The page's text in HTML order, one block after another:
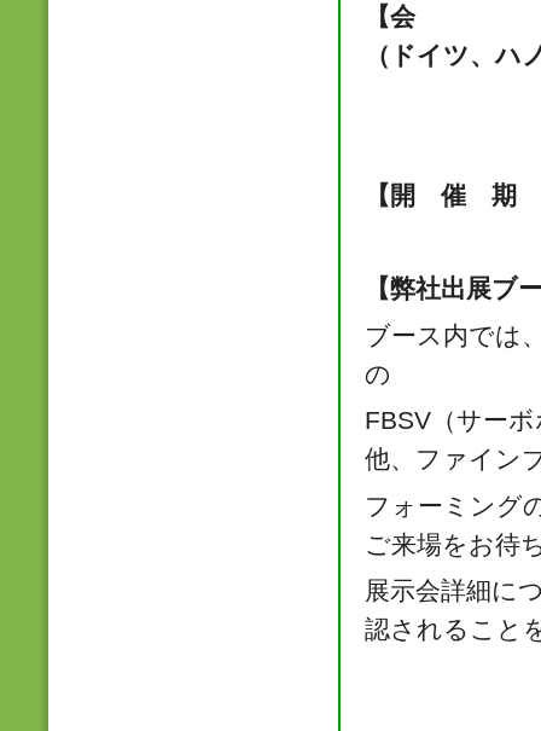
【会 場】
（ドイツ、ハ
【開 催 期
【弊社出展
ブース内では
の
FBSV（サー
他、ファイン
フォーミング
ご来場をお待
展示会詳細に
認されること